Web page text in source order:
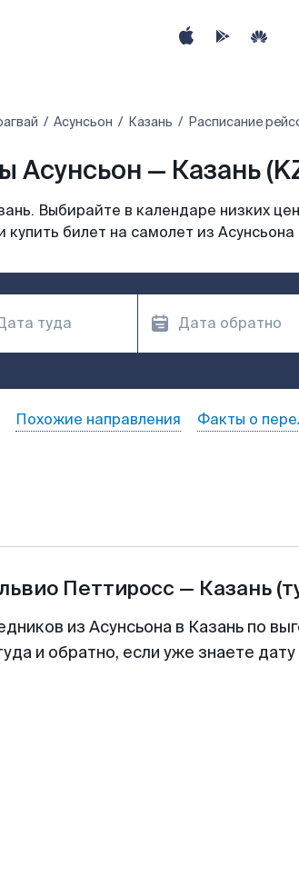
Асунсьон Казань Расписание
Асунсьон — Казань
Выбирайте в календаре низких
билет на самолет из
Похожие направления Факты о
Петтиросс — Казань
из Асунсьона в Казань по
и обратно, если уже знаете